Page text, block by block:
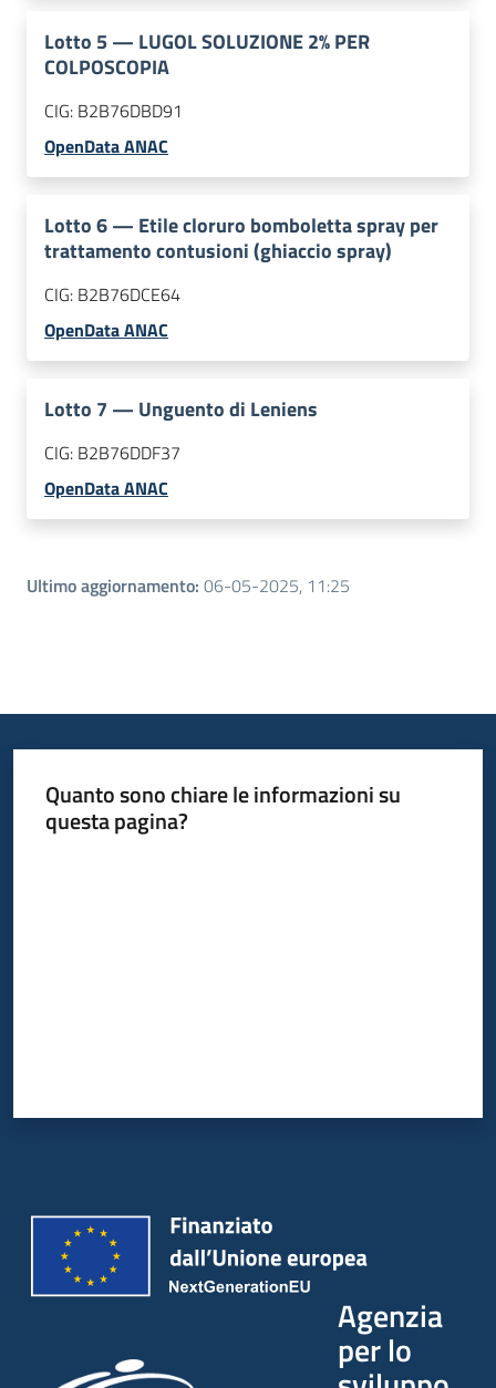
Lotto 5— LUGOL SOLUZIONE 2% PER
COLPOSCOPIA
CIG: B2B76DBD91
OpenData ANAC
Lotto6— Etile cloruro bomboletta spray per
trattamento contusioni (ghiaccio spray)
CIG: B2B76DCE64
OpenData ANAC
Lotto 7 — Unguento di Leniens
CIG: B2B76DDF37
OpenData ANAC
Ultimo aggiornamento: 06-05-2025, 11:25
Quanto sono chiare le informazioni su
questa pagina?
Agenzia
per lo